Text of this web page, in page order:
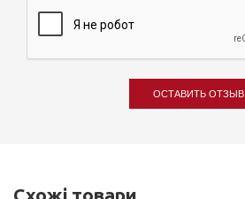
ОСТАВИТЬ ОТЗЫВ
Схожі товари